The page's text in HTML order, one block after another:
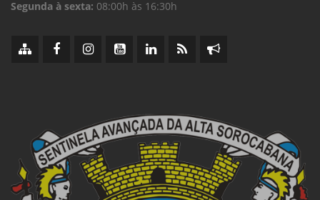
Segunda à sexta: 08:00h às 16:30h